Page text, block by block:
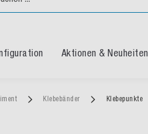
Aktionen & Neuheiten
Klebebänder Klebepunkte